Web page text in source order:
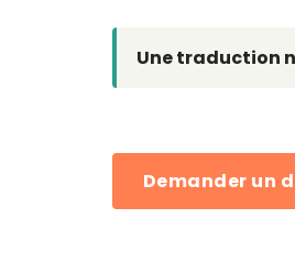
Une traduction
Demander un